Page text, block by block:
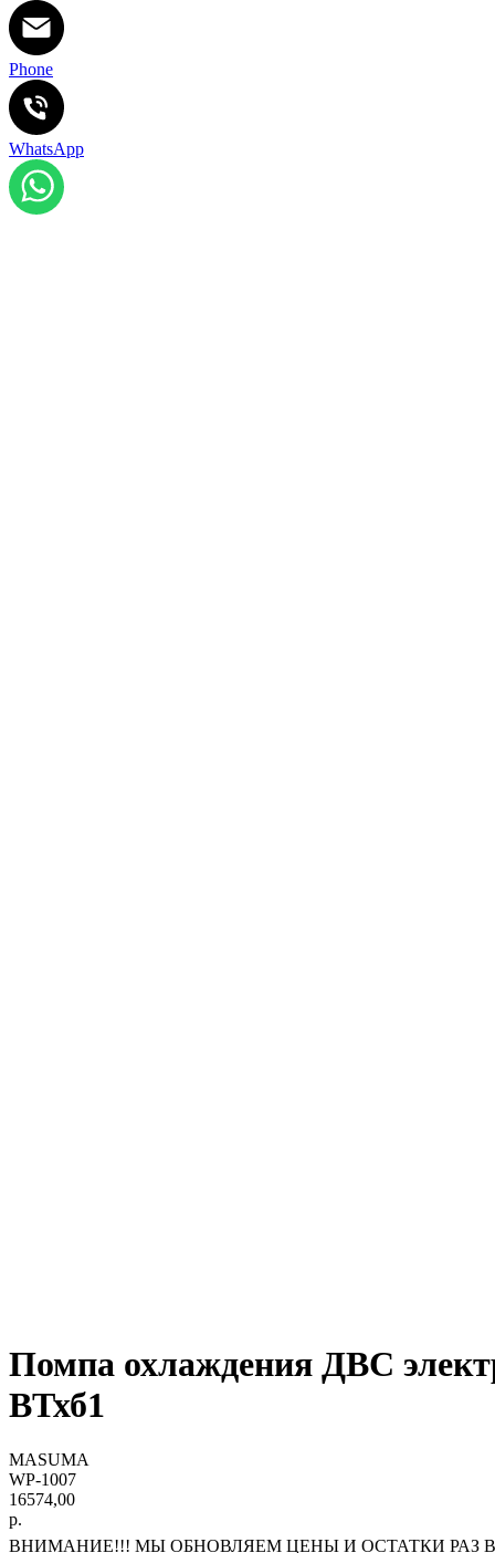
Phone
WhatsApp
Помпа охлаждения ДВС
ВТхб1
MASUMA
WP-1007
16574,00
р.
ВНИМАНИЕ!!! МЫ ОБНОВЛЯЕМ ЦЕНЫ И ОСТАТКИ РАЗ